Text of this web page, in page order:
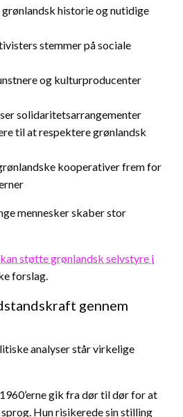
grønlandsk historie og nutidige
stemmer på sociale
og kulturproducenter
solidaritetsarrangementer
til at respektere grønlandsk
kooperativer frem for
mennesker skaber stor
støtte grønlandsk selvstyre i
forslag.
gennem
analyser står virkelige
gik fra dør til dør for at
Hun risikerede sin stilling